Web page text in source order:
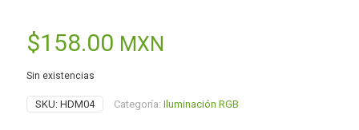
$158.00 MXN
Sin existencias
SKU: HDM04 Categoría: Iluminación RGB